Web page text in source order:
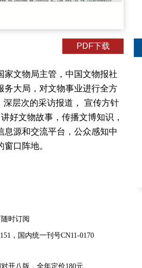
PDF下载
文物局主管，中国文物报社
务大局，对文物事业进行全方
层次的采访报道， 宣传方针
好文物故事，传播文博知识，
息源和交流平台，公众感知中
口阵地。
时订阅
，国内统一刊号CN11-0170
八版，全年定价180元